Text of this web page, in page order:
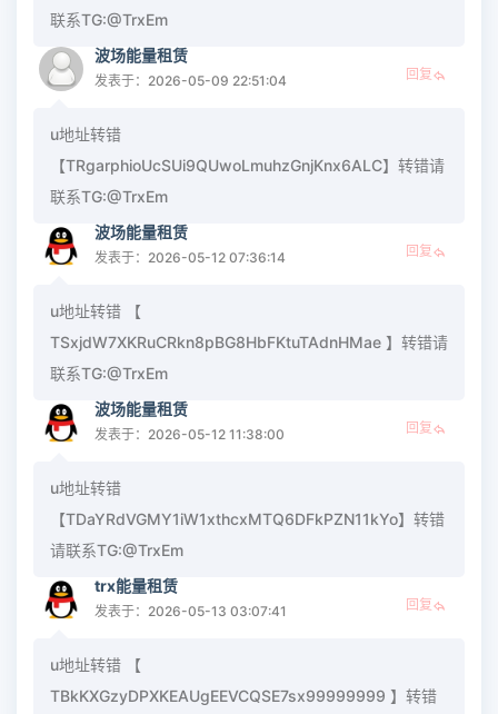
联系TG:@TrxEm
波场能量租赁
发表于：2026-05-09 22:51:04 回复
u地址转错
【TRgarphioUcSUi9QUwoLmuhzGnjKnx6ALC】转错请
联系TG:@TrxEm
波场能量租赁
发表于：2026-05-12 07:36:14 回复
u地址转错 【
TSxjdW7XKRuCRkn8pBG8HbFKtuTAdnHMae 】转错请
联系TG:@TrxEm
波场能量租赁
发表于：2026-05-12 11:38:00 回复
u地址转错
【TDaYRdVGMY1iW1xthcxMTQ6DFkPZN11kYo】转错
请联系TG:@TrxEm
trx能量租赁
发表于：2026-05-13 03:07:41 回复
u地址转错 【
TBkKXGzyDPXKEAUgEEVCQSE7sx99999999 】转错